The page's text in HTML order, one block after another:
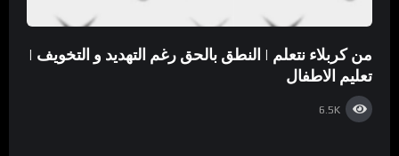
من كربلاء نتعلم | النطق بالحق رغم التهديد و التخويف |
تعليم الاطفال
6.5K